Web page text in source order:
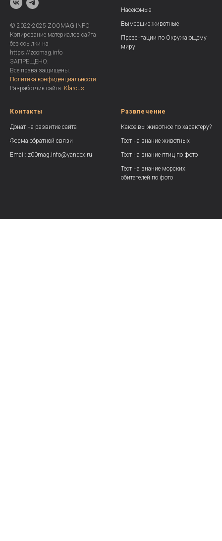
© 2022-2025 ZOOMAG.INFO
Копирование материалов сайта
без ссылки на
https://zoomag.info
ЗАПРЕЩЕНО.
Все права защищены.
Политика конфиденциальности.
Разработчик сайта: Klarcus
Насекомые
Вымершие животные
Презентации по Окружающему
миру
Контакты
Донат на развитие сайта
Форма обратной связи
Email: z00mag.info@yandex.ru
Развлечение
Какое вы животное по характеру?
Тест на знание животных
Тест на знание птиц по фото
Тест на знание морских
обитателей по фото